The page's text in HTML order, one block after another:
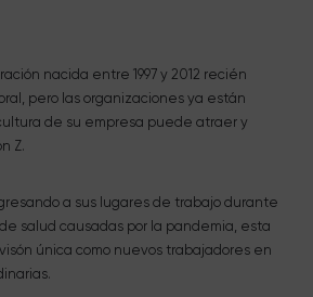
nacida entre 1997 y 2012 recién
pero las organizaciones ya están
de su empresa puede atraer y
Z.
a sus lugares de trabajo durante
salud causadas por la pandemia, esta
única como nuevos trabajadores en